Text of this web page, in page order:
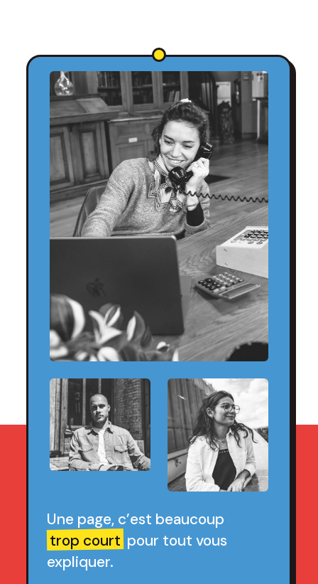
Une page, c’est beaucoup
trop courtpour tout vous
expliquer.